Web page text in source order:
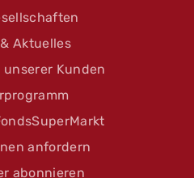
Aktuelles
Kunden
anfordern
abonnieren